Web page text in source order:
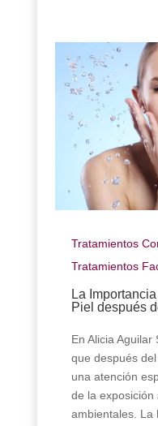
Tratamientos
Tratamientos
La
Piel después
En Alicia
que después
una atención
de la
ambientales. La